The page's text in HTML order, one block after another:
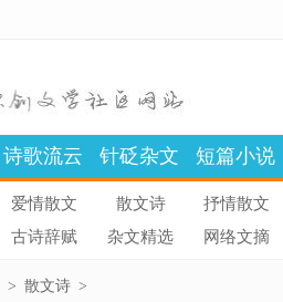
诗歌流云 针砭杂文 短篇小说
爱情散文 散文诗 抒情散文
古诗辞赋 杂文精选 网络文摘
> 散文诗 >